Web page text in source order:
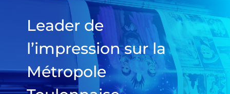
Leader de
l’impression sur la
Métropole